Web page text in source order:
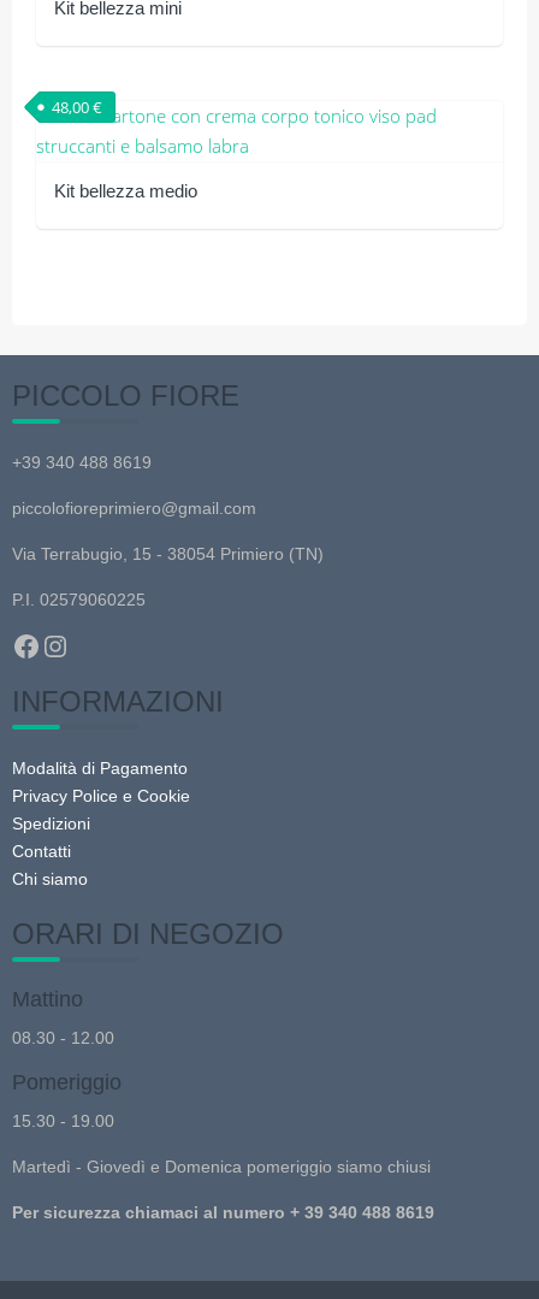
Kit bellezza mini
Kit bellezza medio
48,00€
PICCOLO FIORE
+39 340 488 8619
piccolofioreprimiero@gmail.com
Via Terrabugio, 15 - 38054 Primiero (TN)
P.I. 02579060225
Facebook
Instagram
INFORMAZIONI
Modalità di Pagamento
Privacy Police e Cookie
Spedizioni
Contatti
Chi siamo
ORARI DI NEGOZIO
Mattino
08.30 - 12.00
Pomeriggio
15.30 - 19.00
Martedì - Giovedì e Domenica pomeriggio siamo chiusi
Per sicurezza chiamaci al numero + 39 340 488 8619